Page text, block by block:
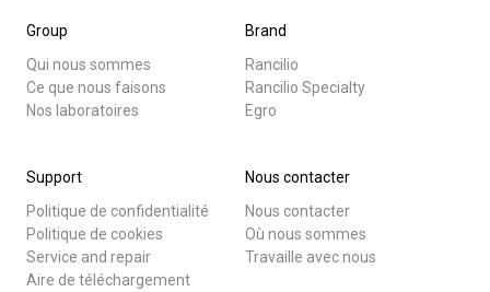
Group
Qui nous sommes
Ce que nous faisons
Nos laboratoires
Brand
Rancilio
Rancilio Specialty
Egro
Support
Politique de confidentialité
Politique de cookies
Service and repair
Aire de téléchargement
Nous contacter
Nous contacter
Où nous sommes
Travaille avec nous